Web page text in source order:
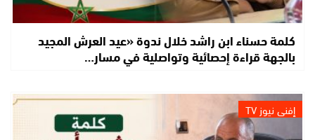
كلمة حسناء ابن راشد خلال ندوة «عيد العرش المجيد
بالجهة قراءة إحصائية وتواصلية في مسار…
إفني نيوز TV